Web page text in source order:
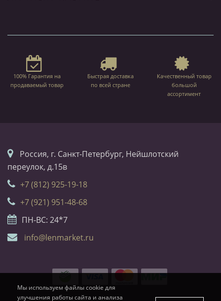
100% Гарантия на
продаваемый товар
Быстрая доставка
по всей стране
Качественный товар
большой
ассортимент
Россия, г. Санкт-Петербург, Нейшлотский
переулок, д.15в
+7 (812) 925-19-18
+7 (921) 951-48-68
ПН-ВС: 24*7
info@lenmarket.ru
Мы используем файлы cookie для
улучшения работы сайта и анализа